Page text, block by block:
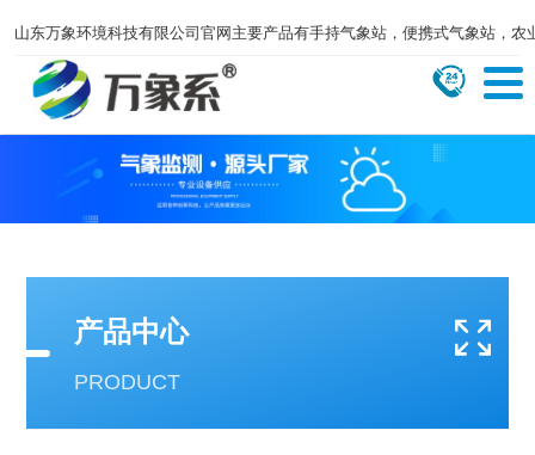
山东万象环境科技有限公司官网主要产品有手持气象站，便携式气象站，
产品中心
PRODUCT